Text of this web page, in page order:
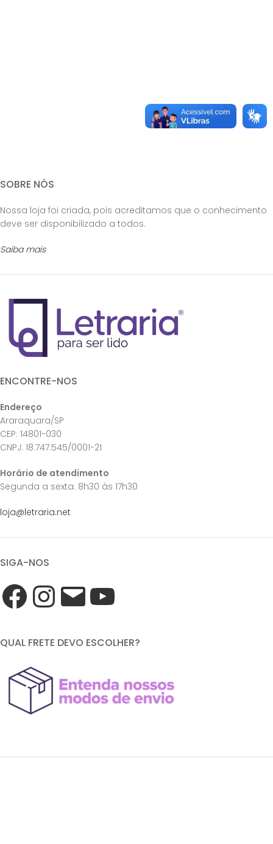
SOBRE NÓS
Nossa loja foi criada, pois acreditamos que o conhecimento
deve ser disponibilizado a todos.
Saiba mais
ENCONTRE-NOS
Endereço
Araraquara/SP
CEP: 14801-030
CNPJ: 18.747.545/0001-21
Horário de atendimento
Segunda a sexta: 8h30 às 17h30
loja@letraria.net
SIGA-NOS
QUAL FRETE DEVO ESCOLHER?